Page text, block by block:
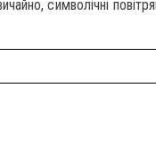
символічні